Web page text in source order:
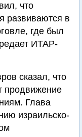
что
развиваются в
где был
ИТАР-
сказал, что
продвижение
Глава
израильско-